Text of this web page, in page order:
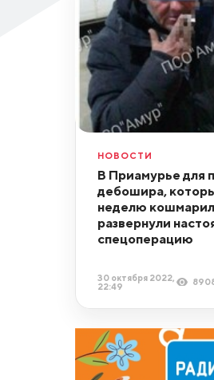
НОВОСТИ
В Приамурье для
дебошира,
неделю
развернули
спецоперацию
30 октября 2022,
22:49